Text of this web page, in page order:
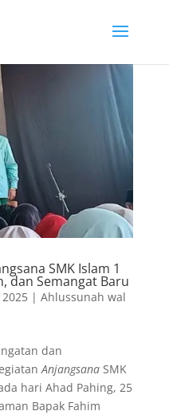
SMK Islam 1
dan Semangat Baru
| Ahlussunah wal
dan
AnjangsanaSMK
hari Ahad Pahing, 25
Bapak Fahim